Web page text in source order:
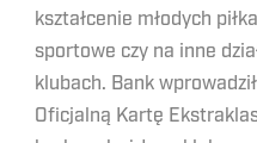
kształcenie młodych
sportowe czy na inne
klubach. Bank
Oficjalną Kartę